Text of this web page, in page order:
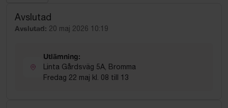
Avslutad
Avslutad: 20 maj 2026 10:19
Utlämning:
Linta Gårdsväg 5A, Bromma
Fredag 22 maj kl. 08 till 13